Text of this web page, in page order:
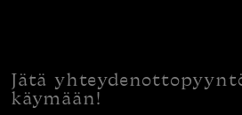
Jätä
käymään!